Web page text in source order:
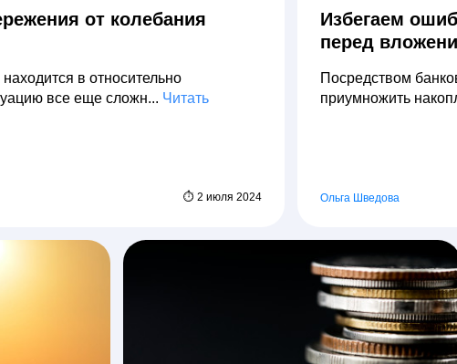
от колебания
в относительно
все еще сложн... Читать
⏱ 2 июля 2024
Избегаем
перед
Посредством
приумножить
Ольга Шведова